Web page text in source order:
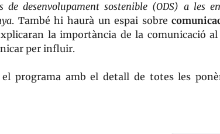
de desenvolupament sostenible (ODS) a les
. També hi haurà un espai sobre
la importància de la comunicació
per influir.
programa amb el detall de totes les